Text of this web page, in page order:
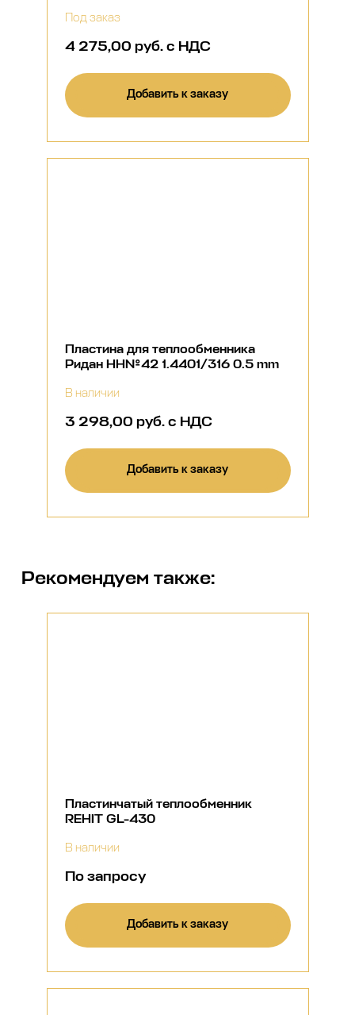
Под заказ
4 275,00 руб. с НДС
Добавить к заказу
Пластина для теплообменника
Ридан НН№42 1.4401/316 0.5 mm
В наличии
3 298,00 руб. с НДС
Добавить к заказу
Рекомендуем также:
Пластинчатый теплообменник
REHIT GL-430
В наличии
По запросу
Добавить к заказу